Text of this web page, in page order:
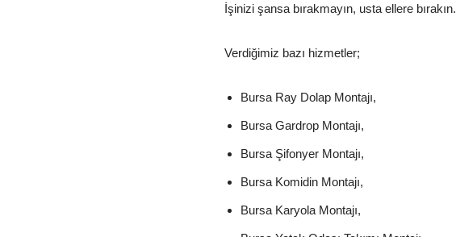
İşinizi şansa bırakmayın, usta ellere bırakın.
Verdiğimiz bazı hizmetler;
Bursa Ray Dolap Montajı,
Bursa Gardrop Montajı,
Bursa Şifonyer Montajı,
Bursa Komidin Montajı,
Bursa Karyola Montajı,